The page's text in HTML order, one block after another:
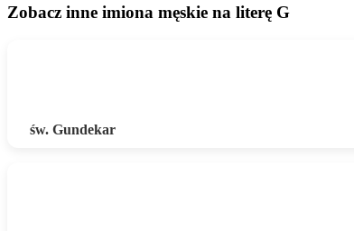
Zobacz inne imiona męskie na literę G
św. Gundekar